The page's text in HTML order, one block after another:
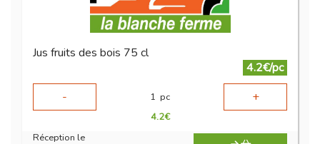
Jus fruits des bois 75 cl
4.2€/pc
-
1 pc +
4.2€
Réception le